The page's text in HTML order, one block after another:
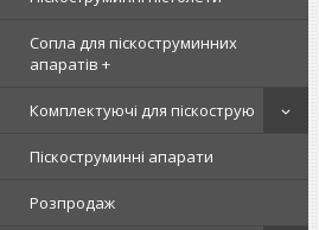
Сопла для піскоструминних
апаратів +
Комплектуючі для піскострую
Піскоструминні апарати
Розпродаж